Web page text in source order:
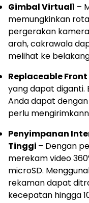
Gimbal Virtual1 –
memungkinkan
pergerakan
arah, cakrawala
melihat ke
Replaceable Front
yang dapat diganti.
Anda dapat
perlu
Penyimpanan
Tinggi – Dengan
merekam video
microSD.
rekaman dapat
kecepatan hingga